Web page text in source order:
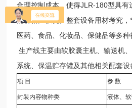
合理控制成本，使得JLR-180型具有
能价格比极优。整套设备用材考究
医药、食品、化妆品、保健品等多种
生产线主要由软胶囊主机、输送机
系统、保温贮存罐及其他相关配套设
项 目 参 数
封装内容物种类 液体、